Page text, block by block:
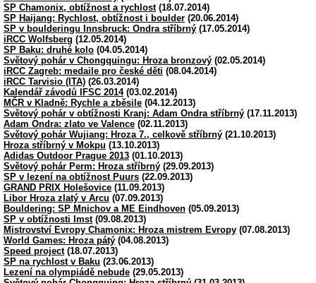
SP Chamonix, obtížnost a rychlost(18.07.2014)
SP Haijang: Rychlost, obtížnost i boulder (20.06.2014)
SP v boulderingu Innsbruck: Ondra stříbrný (17.05.2014)
iRCC Wolfsberg (12.05.2014)
SP Baku: druhé kolo (04.05.2014)
Světový pohár v Chongquingu: Hroza bronzový (02.05.2014)
iRCC Zagreb: medaile pro české děti (08.04.2014)
iRCC Tarvisio (ITA) (26.03.2014)
Kalendář závodů IFSC 2014(03.02.2014)
MČR v Kladně: Rychle a zběsile (04.12.2013)
Světový pohár v obtížnosti Kranj: Adam Ondra stříbrný (17.11.2013)
Adam Ondra: zlato ve Valence (02.11.2013)
Světový pohár Wujiang: Hroza 7., celkově stříbrný (21.10.2013)
Hroza stříbrný v Mokpu (13.10.2013)
Adidas Outdoor Prague 2013 (01.10.2013)
Světový pohár Perm: Hroza stříbrný (29.09.2013)
SP v lezení na obtížnost Puurs (22.09.2013)
GRAND PRIX Holešovice (11.09.2013)
Libor Hroza zlatý v Arcu (07.09.2013)
Bouldering: SP Mnichov a ME Eindhoven (05.09.2013)
SP v obtížnosti Imst(09.08.2013)
Mistrovství Evropy Chamonix: Hroza mistrem Evropy (07.08.2013)
World Games: Hroza pátý (04.08.2013)
Speed project(18.07.2013)
SP na rychlost v Baku (23.06.2013)
Lezení na olympiádě nebude (29.05.2013)